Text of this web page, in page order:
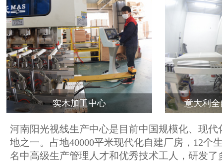
实木加工中心 意大利
河南阳光视线生产中心是目前中国规模化、现代
地之一。占地40000平米现代化自建厂房，12个
名中高级生产管理人才和优秀技术工人，研发了